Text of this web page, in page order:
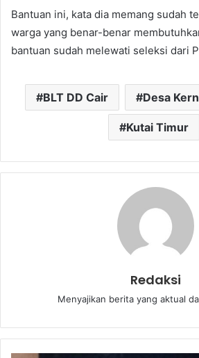
Bantuan ini, kata dia memang sudah
warga yang benar-benar
bantuan sudah melewati seleksi dari
BLT DD Cair Desa
Kutai Timur
Redaksi
Menyajikan berita yang aktual